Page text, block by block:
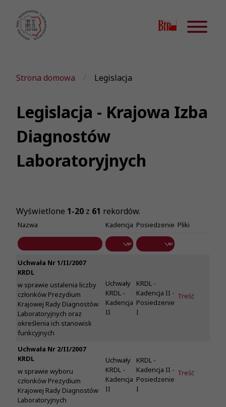
Strona domowa Legislacja
Legislacja - Krajowa Izba
Diagnostów
Laboratoryjnych
Wyświetlone 1-20 z 61 rekordów.
Nazwa Kadencja Posiedzenie Pliki
Uchwała Nr 1/II/2007
KRDL
w sprawie ustalenia liczby
członków Prezydium
Krajowej Rady Diagnostów
Laboratoryjnych oraz
określenia ich stanowisk
funkcyjnych
Uchwały
KRDL -
Kadencja
II
KRDL -
Kadencja II -
Posiedzenie
I
Treść
Uchwała Nr 2/II/2007
KRDL
w sprawie wyboru
członków Prezydium
Krajowej Rady Diagnostów
Laboratoryjnych
Uchwały
KRDL -
Kadencja
II
KRDL -
Kadencja II -
Posiedzenie
I
Treść